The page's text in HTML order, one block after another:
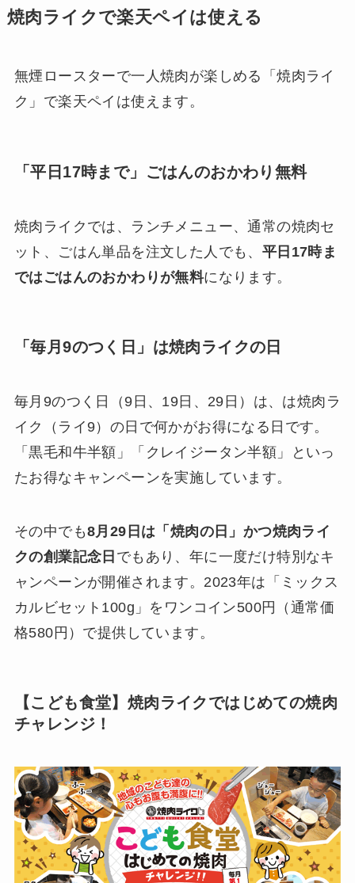
焼肉ライクで楽天ペイは使える
無煙ロースターで一人焼肉が楽しめる「焼肉ライ
ク」で楽天ペイは使えます。
「平日17時まで」ごはんのおかわり無料
焼肉ライクでは、ランチメニュー、通常の焼肉セ
ット、ごはん単品を注文した人でも、 平日17時ま
ではごはんのおかわりが無料になります。
「毎月9のつく日」は焼肉ライクの日
毎月9のつく日（9日、19日、29日）は、は焼肉ラ
イク（ライ9）の日で何かがお得になる日です。
「黒毛和牛半額」「クレイジータン半額」といっ
たお得なキャンペーンを実施しています。
その中でも8月29日は「焼肉の日」かつ焼肉ライ
クの創業記念日 でもあり、年に一度だけ特別なキ
ャンペーンが開催されます。2023年は「ミックス
カルビセット100g」をワンコイン500円（通常価
格580円）で提供しています。
【こども食堂】焼肉ライクではじめての焼肉
チャレンジ！